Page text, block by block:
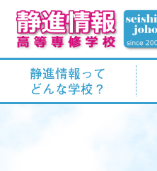
静進情報って
どんな学校？